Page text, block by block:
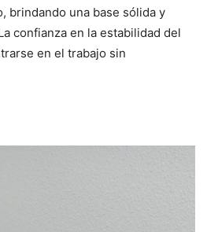
brindando una base sólida y
confianza en la estabilidad del
en el trabajo sin